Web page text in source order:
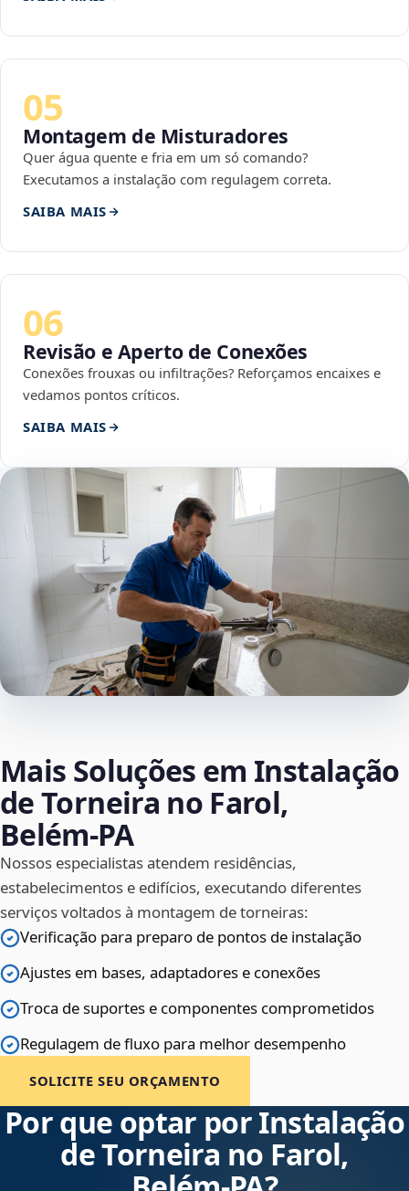
05
Montagem de Misturadores
Quer água quente e fria em um só comando?
Executamos a instalação com regulagem correta.
SAIBA MAIS
06
Revisão e Aperto de Conexões
Conexões frouxas ou infiltrações? Reforçamos encaixes e
vedamos pontos críticos.
SAIBA MAIS
Mais Soluções em Instalação
de Torneira no Farol,
Belém‑PA
Nossos especialistas atendem residências,
estabelecimentos e edifícios, executando diferentes
serviços voltados à montagem de torneiras:
Verificação para preparo de pontos de instalação
Ajustes em bases, adaptadores e conexões
Troca de suportes e componentes comprometidos
Regulagem de fluxo para melhor desempenho
SOLICITE SEU ORÇAMENTO
Por que optar por Instalação
de Torneira no Farol,